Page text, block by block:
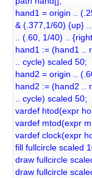
hand1 = origin ..
& (.377,1/60) {up}
.. (.60, 1/40) ..
hand1 := (hand1 ..
.. cycle) scaled 50;
hand2 = origin ..
hand2 := (hand2 ..
.. cycle) scaled 50;
vardef htod(expr
vardef mtod(expr
vardef clock(expr
fill fullcircle scaled
draw fullcircle
draw fullcircle